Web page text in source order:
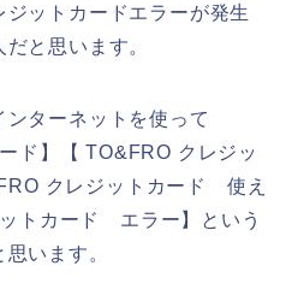
ットカードエラーが発生
と思います。
ターネットを使って
ド】【 TO&FRO クレジッ
クレジットカード 使え
トカード エラー】という
います。